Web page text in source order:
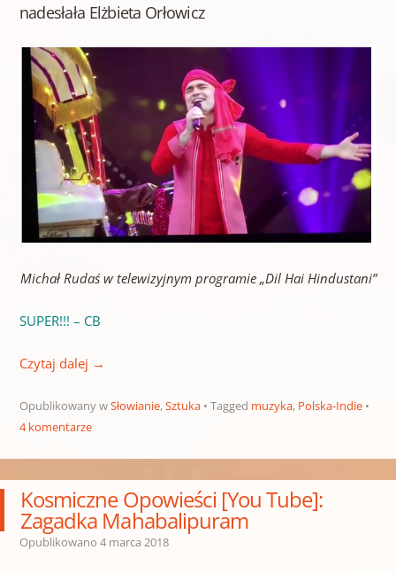
nadesłała Elżbieta Orłowicz
Michał Rudaś w telewizyjnym programie „Dil Hai Hindustani”
SUPER!!! – CB
Czytaj dalej →
Opublikowany wSłowianie,Sztuka Tagged muzyka, Polska-Indie
4 komentarze
Kosmiczne Opowieści [You Tube]:
Zagadka Mahabalipuram
Opublikowano 4 marca 2018